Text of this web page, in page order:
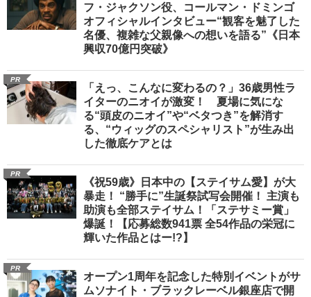
フ・ジャクソン役、コールマン・ドミンゴ
オフィシャルインタビュー“観客を魅了した
名優、複雑な父親像への想いを語る”《日本
興収70億円突破》
PR
「えっ、こんなに変わるの？」36歳男性ラ
イターのニオイが激変！ 夏場に気にな
る“頭皮のニオイ”や“ベタつき”を解消す
る、“ウィッグのスペシャリスト”が生み出
した徹底ケアとは
PR
《祝59歳》日本中の【ステイサム愛】が大
暴走！ “勝手に”生誕祭試写会開催！ 主演も
助演も全部ステイサム！「ステサミー賞」
爆誕！【応募総数941票 全54作品の栄冠に
輝いた作品とはー!?】
PR
オープン1周年を記念した特別イベントがサ
ムソナイト・ブラックレーベル銀座店で開